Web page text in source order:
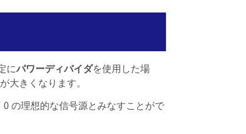
にパワーディバイダを使用した場
大きくなります。
の理想的な信号源とみなすことがで